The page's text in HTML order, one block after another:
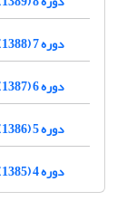
دوره 7 (1388)
دوره 6 (1387)
دوره 5 (1386)
دوره 4 (1385)